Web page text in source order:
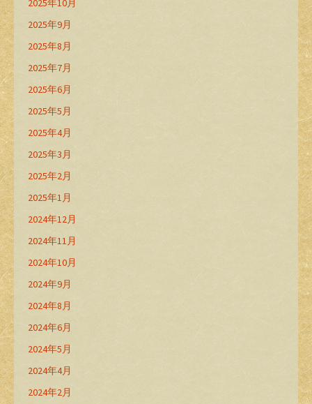
2025年10月
2025年9月
2025年8月
2025年7月
2025年6月
2025年5月
2025年4月
2025年3月
2025年2月
2025年1月
2024年12月
2024年11月
2024年10月
2024年9月
2024年8月
2024年6月
2024年5月
2024年4月
2024年2月